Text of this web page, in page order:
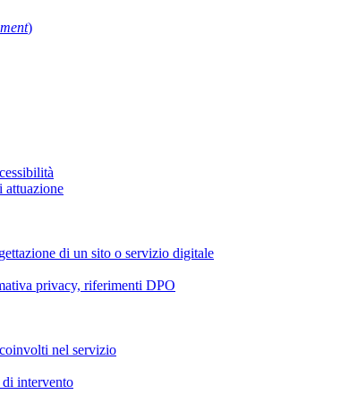
)
attuazione
di un sito o servizio digitale
privacy, riferimenti DPO
nel servizio
intervento